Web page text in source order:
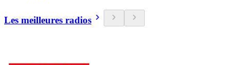
Les meilleures radios